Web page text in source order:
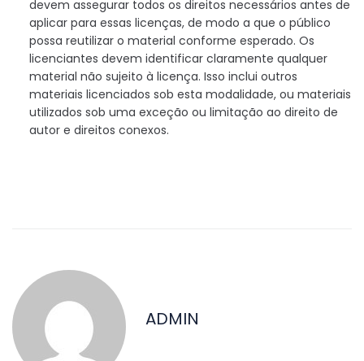
devem assegurar todos os direitos necessários antes de
aplicar para essas licenças, de modo a que o público
possa reutilizar o material conforme esperado. Os
licenciantes devem identificar claramente qualquer
material não sujeito à licença. Isso inclui outros
materiais licenciados sob esta modalidade, ou materiais
utilizados sob uma exceção ou limitação ao direito de
autor e direitos conexos.
ADMIN